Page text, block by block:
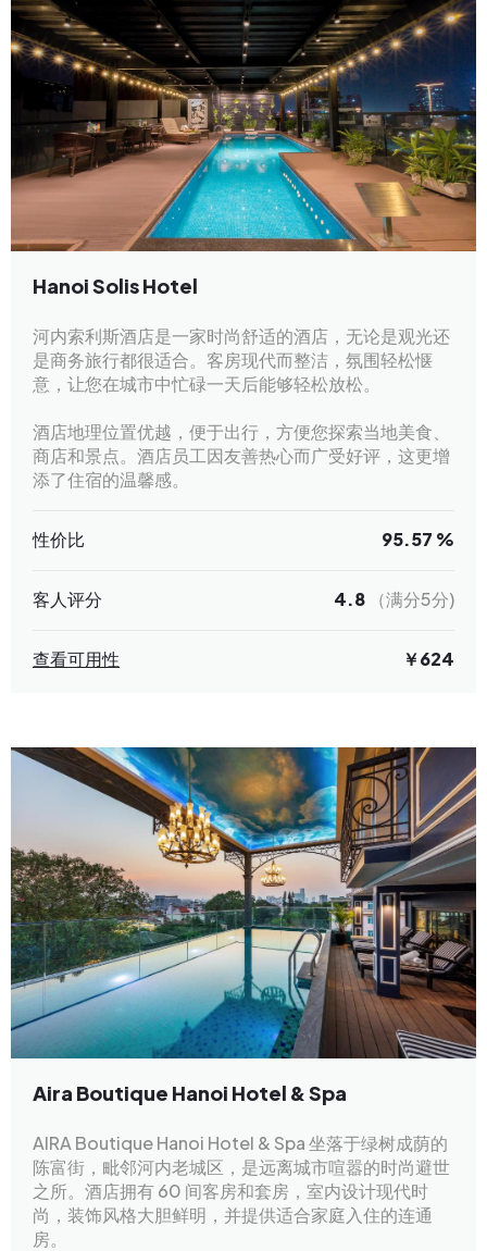
Hanoi Solis Hotel
河内索利斯酒店是一家时尚舒适的酒店，无论是观光还
是商务旅行都很适合。客房现代而整洁，氛围轻松惬
意，让您在城市中忙碌一天后能够轻松放松。
酒店地理位置优越，便于出行，方便您探索当地美食、
商店和景点。酒店员工因友善热心而广受好评，这更增
添了住宿的温馨感。
性价比 95.57 %
客人评分 4.8 （满分5分)
查看可用性 ￥624
Aira Boutique Hanoi Hotel & Spa
AIRA Boutique Hanoi Hotel & Spa 坐落于绿树成荫的
陈富街，毗邻河内老城区，是远离城市喧嚣的时尚避世
之所。酒店拥有 60 间客房和套房，室内设计现代时
尚，装饰风格大胆鲜明，并提供适合家庭入住的连通
房。